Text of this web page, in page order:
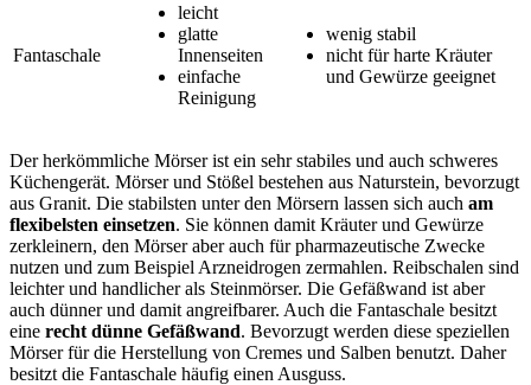
Fantaschale
leicht
glatte
Innenseiten
einfache
Reinigung
wenig stabil
nicht für harte Kräuter
und Gewürze geeignet
Der herkömmliche Mörser ist ein sehr stabiles und auch schweres
Küchengerät. Mörser und Stößel bestehen aus Naturstein, bevorzugt
aus Granit. Die stabilsten unter den Mörsern lassen sich auch am
flexibelsten einsetzen. Sie können damit Kräuter und Gewürze
zerkleinern, den Mörser aber auch für pharmazeutische Zwecke
nutzen und zum Beispiel Arzneidrogen zermahlen. Reibschalen sind
leichter und handlicher als Steinmörser. Die Gefäßwand ist aber
auch dünner und damit angreifbarer. Auch die Fantaschale besitzt
eine recht dünne Gefäßwand. Bevorzugt werden diese speziellen
Mörser für die Herstellung von Cremes und Salben benutzt. Daher
besitzt die Fantaschale häufig einen Ausguss.